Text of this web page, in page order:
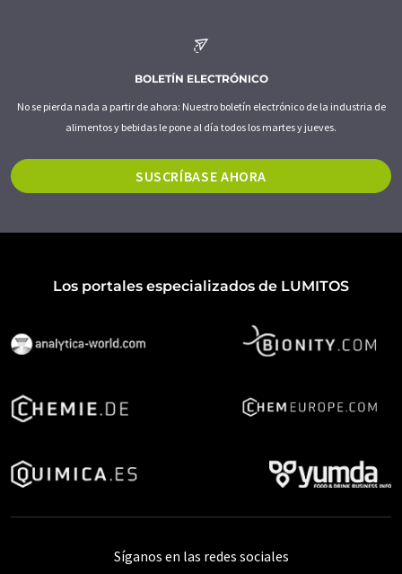
BOLETÍN ELECTRÓNICO
No se pierda nada a partir de ahora: Nuestro boletín electrónico de la industria de
alimentos y bebidas le pone al día todos los martes y jueves.
SUSCRÍBASE AHORA
Los portales especializados de LUMITOS
Síganos en las redes sociales